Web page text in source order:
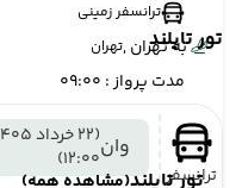
تور تایلند
تور تایلند(مشاهده همه)
ترانسفر زمینی
به تهران ,تهران
مدت پرواز : 09:00
ترانسفر
وان12:00)